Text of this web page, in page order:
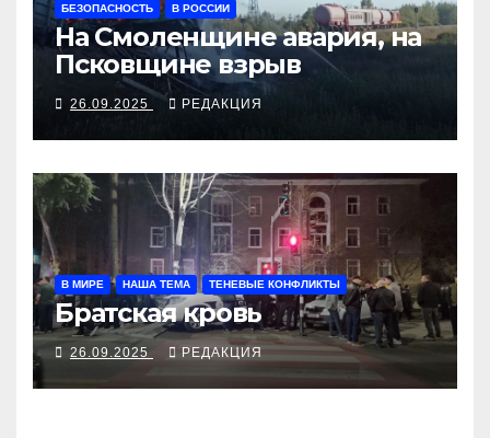
БЕЗОПАСНОСТЬ В РОССИИ
На Смоленщине авария, на
Псковщине взрыв
26.09.2025 РЕДАКЦИЯ
В МИРЕ НАША ТЕМА ТЕНЕВЫЕ КОНФЛИКТЫ
Братская кровь
26.09.2025 РЕДАКЦИЯ